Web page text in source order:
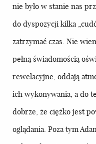
nie było w stanie nas
do dyspozycji kilka
zatrzymać czas. Nie
pełną świadomością
rewelacyjne, oddają
ich wykonywania, a do
dobrze, że ciężko jest
oglądania. Poza tym